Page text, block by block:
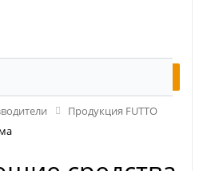
Продукция FUTTO